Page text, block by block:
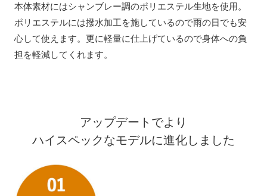
本体素材にはシャンブレー調のポリエステル生地を使用。
ポリエステルには撥水加工を施しているので雨の日でも安
心して使えます。更に軽量に仕上げているので身体への負
担を軽減してくれます。
アップデートでより
ハイスペックなモデルに進化しました